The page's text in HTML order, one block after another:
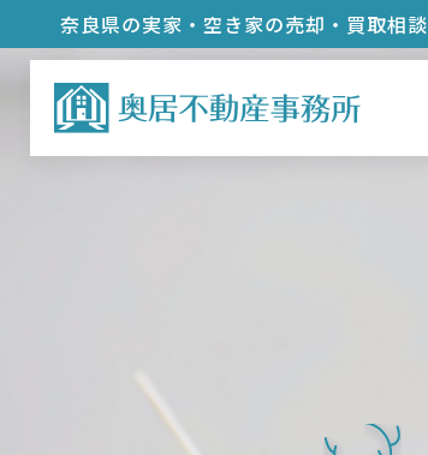
奈良県の実家・空き家の売却・買取相談